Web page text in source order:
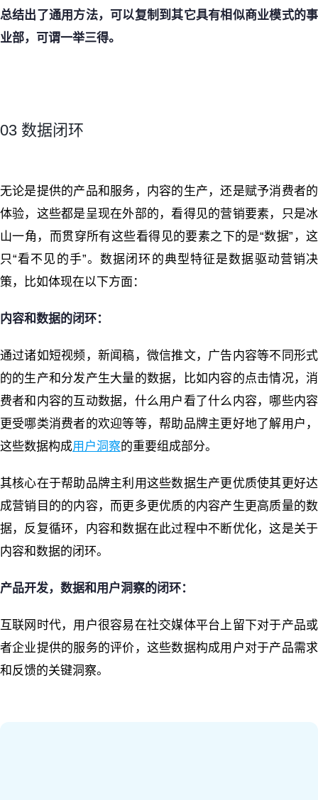
总结出了通用方法，可以复制到其它具有相似商业模式的事
业部，可谓一举三得。
03 数据闭环
无论是提供的产品和服务，内容的生产，还是赋予消费者的
体验，这些都是呈现在外部的，看得见的营销要素，只是冰
山一角，而贯穿所有这些看得见的要素之下的是“数据”，这
只“看不见的手”。数据闭环的典型特征是数据驱动营销决
策，比如体现在以下方面：
内容和数据的闭环：
通过诸如短视频，新闻稿，微信推文，广告内容等不同形式
的的生产和分发产生大量的数据，比如内容的点击情况，消
费者和内容的互动数据，什么用户看了什么内容，哪些内容
更受哪类消费者的欢迎等等，帮助品牌主更好地了解用户，
这些数据构成用户洞察的重要组成部分。
其核心在于帮助品牌主利用这些数据生产更优质使其更好达
成营销目的的内容，而更多更优质的内容产生更高质量的数
据，反复循环，内容和数据在此过程中不断优化，这是关于
内容和数据的闭环。
产品开发，数据和用户洞察的闭环：
互联网时代，用户很容易在社交媒体平台上留下对于产品或
者企业提供的服务的评价，这些数据构成用户对于产品需求
和反馈的关键洞察。